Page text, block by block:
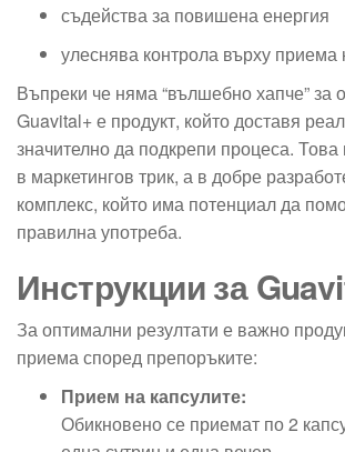
съдейства за повишена енергия
улеснява контрола върху приема
Въпреки че няма “вълшебно хапче” за
Guavital+ е продукт, който доставя
значително да подкрепи процеса.
в маркетингов трик, а в добре
комплекс, който има потенциал да
правилна употреба.
Инструкции за
За оптимални резултати е важно
приема според препоръките:
Прием на капсулите:
Обикновено се приемат по 2